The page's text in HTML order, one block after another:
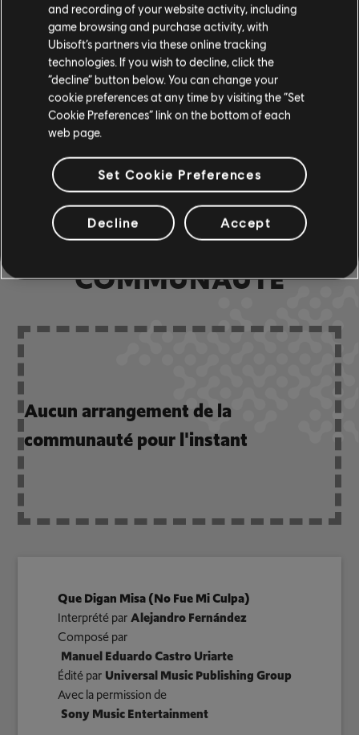
Instrument / Type d'arr. Vérifié Créateur
Arrangement accords
ARRANGEMENTS DE LA
COMMUNAUTÉ
Aucun arrangement de la
communauté pour l'instant
Que Digan Misa (No Fue Mi Culpa)
Interprété parAlejandro Fernández
Composé par
Manuel Eduardo Castro Uriarte
Édité par Universal Music Publishing Group
Avec la permission de
Sony Music Entertainment
and recording of your website activity, including
game browsing and purchase activity, with
Ubisoft’s partners via these online tracking
technologies. If you wish to decline, click the
“decline” button below. You can change your
cookie preferences at any time by visiting the “Set
Cookie Preferences” link on the bottom of each
web page.
Set Cookie Preferences
Decline Accept